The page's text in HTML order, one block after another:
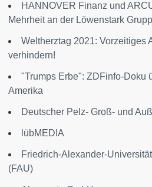
HANNOVER Finanz und
Mehrheit an der Löwenstark
Weltherztag 2021: Vorzeitiges
verhindern!
"Trumps Erbe": ZDFinfo-Doku
Amerika
Deutscher Pelz- Groß- und
lübMEDIA
Friedrich-Alexander-
(FAU)